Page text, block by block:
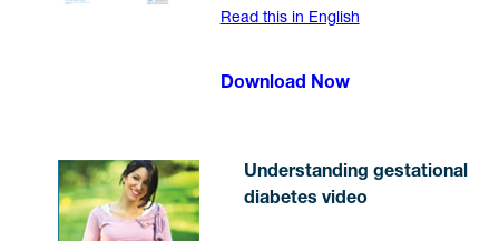
Read this in English
Download Now
Understanding gestational
diabetes video